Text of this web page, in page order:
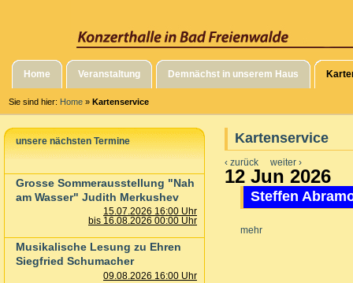
Home Veranstaltung Demnächst in unserem Haus
Sie sind hier: Home» Kartenservice
unsere nächsten Termine
Grosse Sommerausstellung "Nah
am Wasser" Judith Merkushev
15.07.2026 16:00 Uhr
bis 16.08.2026 00:00 Uhr
Musikalische Lesung zu Ehren
Siegfried Schumacher
09.08.2026 16:00 Uhr
Kartenservice
‹ zurück weiter ›
12 Jun 2026
Steffen
mehr